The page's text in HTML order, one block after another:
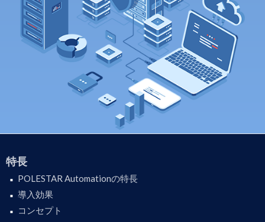
特長
POLESTAR Automationの特長
導入効果
コンセプト